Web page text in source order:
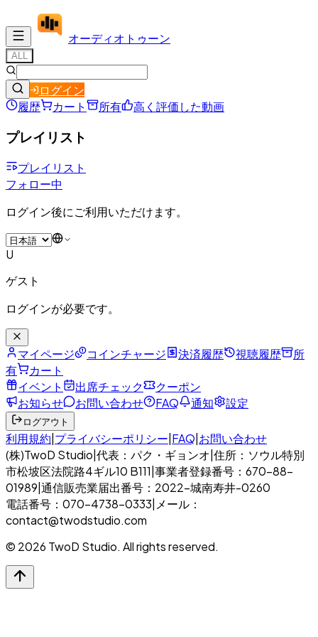
オーディオ トゥーン
ALL
ログイン
履歴
カート 所有 高く評価した動画
プレイリスト
プレイリスト
フォロー中
ログイン後にご利用いただけます。
U
ゲスト
ログインが必要です。
マイページ コインチャージ 決済履歴 視聴履歴
所
有
カート
イベント
出席チェック
クーポン
お知らせ
お問い合わせ FAQ 通知 設定
ログアウト
利用規約 プライバシーポリシー FAQ お問い合わせ
(株)TwoD Studio 代表：パク・ギョンオ 住所：ソウル特別
市松坡区法院路4ギル10 B111 事業者登録番号：670-88-
01989 通信販売業届出番号：2022-城南寿井-0260
電話番号：070-4738-0333 メール：
contact@twodstudio.com
© 2026 TwoD Studio. All rights reserved.